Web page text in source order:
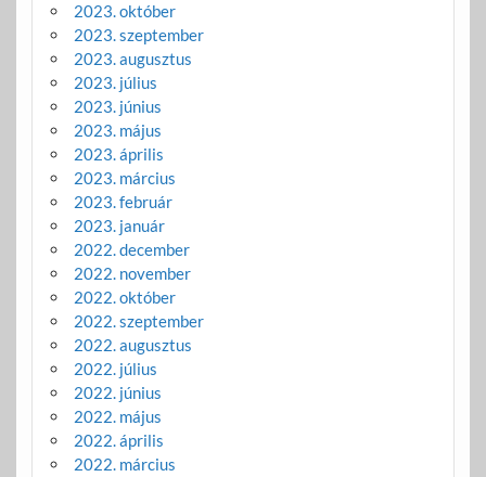
2023. október
2023. szeptember
2023. augusztus
2023. július
2023. június
2023. május
2023. április
2023. március
2023. február
2023. január
2022. december
2022. november
2022. október
2022. szeptember
2022. augusztus
2022. július
2022. június
2022. május
2022. április
2022. március